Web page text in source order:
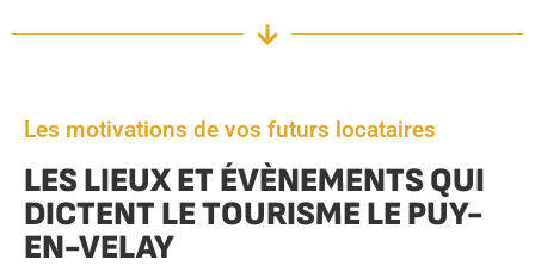
Les motivations de vos futurs locataires
LES LIEUX ET ÉVÈNEMENTS QUI
DICTENT LE TOURISME LE PUY-
EN-VELAY